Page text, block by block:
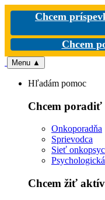
Chcem
Chcem
Menu ▲
Hľadám pomoc
Chcem
Onkoporadňa
Sprievodca
Sieť
Chcem žiť